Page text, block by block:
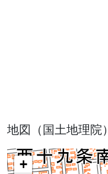
地図（国土地理院）
+